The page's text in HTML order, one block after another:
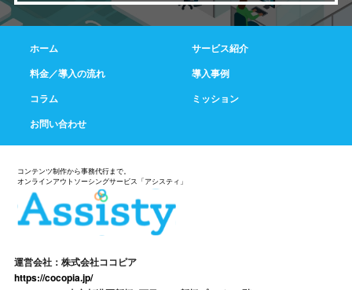
ホーム
サービス紹介
料金／導入の流れ
導入事例
コラム
ミッション
お問い合わせ
運営会社：株式会社ココピア
https://cocopia.jp/